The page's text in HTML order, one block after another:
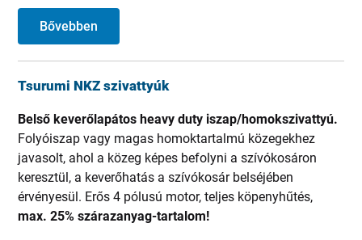
Bővebben
Tsurumi NKZ szivattyúk
Belső keverőlapátos heavy duty iszap/homokszivattyú.
Folyóiszap vagy magas homoktartalmú közegekhez
javasolt, ahol a közeg képes befolyni a szívókosáron
keresztül, a keverőhatás a szívókosár belséjében
érvényesül. Erős 4 pólusú motor, teljes köpenyhűtés,
max. 25% szárazanyag-tartalom!